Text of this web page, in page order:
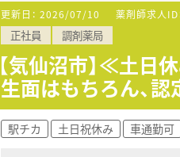
≪薬局について≫
病院門前で複数科目
1日60枚ほどの処方
木曜日は19時まで
ワークライフバラ
≪こんな方におス
・在宅に携わりたい
更新日： 2026/07/10 薬剤師求人ID
正社員 調剤薬局
【気仙沼市】≪土
生面はもちろん、
駅チカ 土日祝休み 車通勤可